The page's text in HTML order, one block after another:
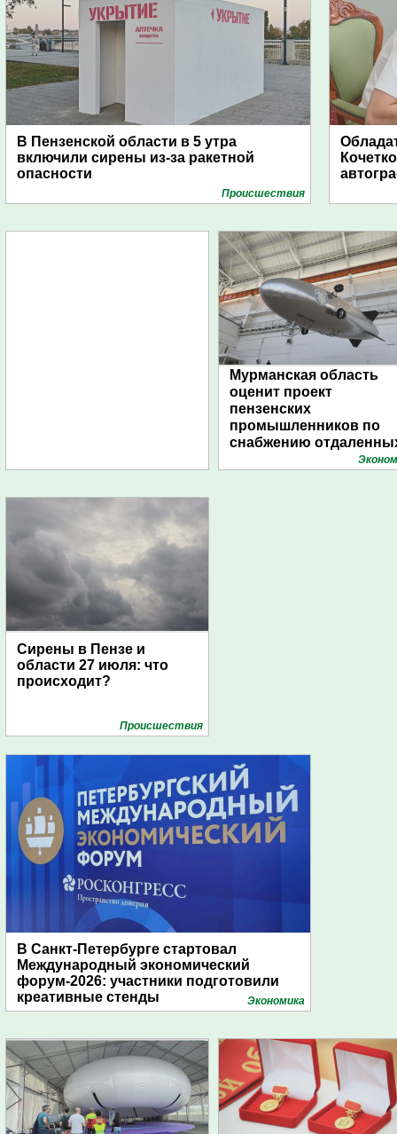
В Пензенской области в 5 утра
включили сирены из-за ракетной
опасности
Проиcшествия
Мурманская область
оценит проект
пензенских
промышленников по
снабжению
поселений с помощью
Сирены в Пензе и
области 27 июля: что
происходит?
Проиcшествия
В Санкт-Петербурге стартовал
Международный экономический
форум-2026: участники подготовили
креативные стенды
Экономика